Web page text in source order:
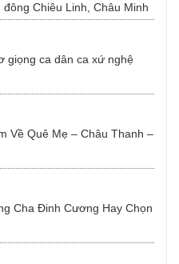
Chiêu Linh, Châu Minh
giọng ca dân ca xứ nghệ
Về Quê Mẹ – Châu Thanh –
Cha Đinh Cương Hay Chọn